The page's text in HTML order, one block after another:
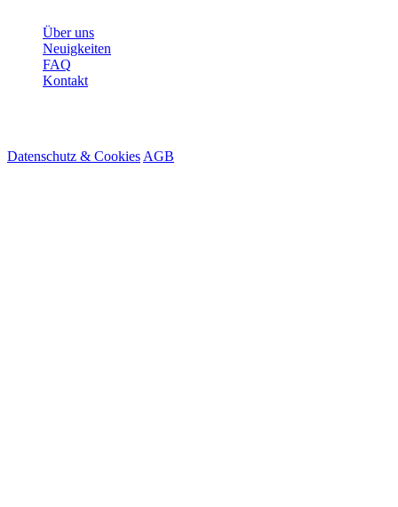
Über uns
Neuigkeiten
FAQ
Kontakt
Datenschutz & Cookies AGB